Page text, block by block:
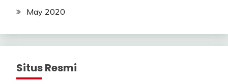
May 2020
Situs Resmi